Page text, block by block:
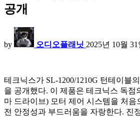
공개
by 오디오플래닛 2025년 10월
테크닉스가 SL-1200/1210G 턴테이블
을 공개했다. 이 제품은 테크닉스 독점
마 드라이브) 모터 제어 시스템을 처음
전 안정성과 부드러움을 자랑한다. 진